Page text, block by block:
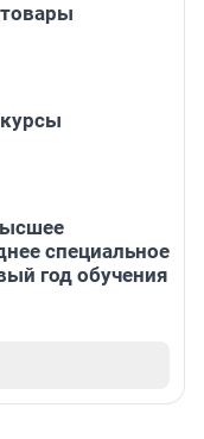
специальное
год обучения